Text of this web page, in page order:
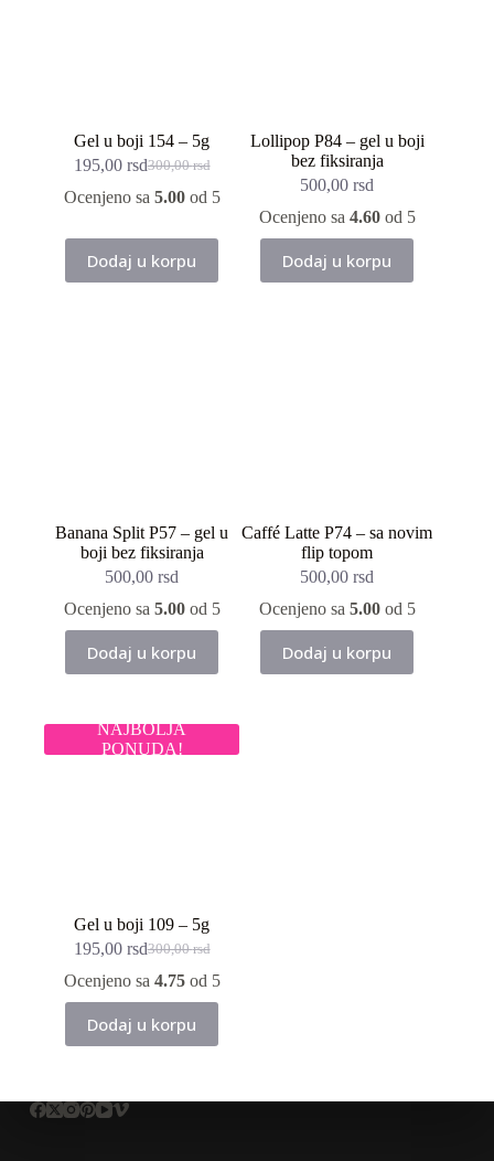
Gel u boji 154 – 5g
300,00rsd
Originalna
cena
300,00 rsd.
195,00 rsdTrenutna
cena
Ocenjeno sa 5.00od 5
Dodaj u korpu
Lollipop P84 – gel u boji
bez fiksiranja
500,00rsd
Ocenjeno sa 4.60od 5
Dodaj u korpu
Banana Split P57 – gel u
boji bez fiksiranja
500,00rsd
Ocenjeno sa 5.00od 5
Dodaj u korpu
Caffé Latte P74 – sa novim
flip topom
500,00rsd
Ocenjeno sa 5.00od 5
Dodaj u korpu
NAJBOLJA
PONUDA!
Gel u boji 109 – 5g
300,00rsd
Originalna
cena
bila:
300,00 rsd.
195,00 rsdTrenutna
cena
195,00 rsd.
Ocenjeno sa 4.75od 5
Dodaj u korpu